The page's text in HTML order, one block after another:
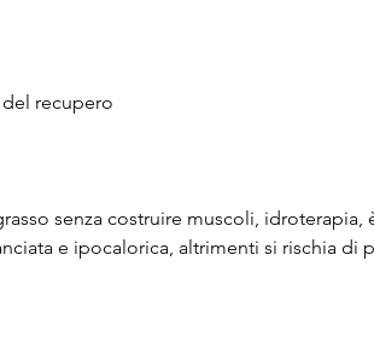
recupero
senza costruire muscoli, idroterapia,
e ipocalorica, altrimenti si rischia di